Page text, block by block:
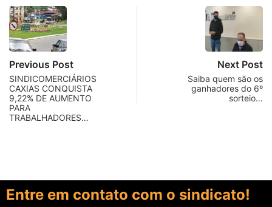
Previous Post
SINDICOMERCIÁRIOS
CAXIAS CONQUISTA
9,22% DE AUMENTO
PARA
TRABALHADORES…
Next Post
Saiba quem são os
ganhadores do 6º
sorteio…
Entre em contato com o sindicato!